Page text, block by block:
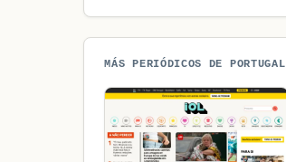
MÁS PERIÓDICOS DE PORTUGAL